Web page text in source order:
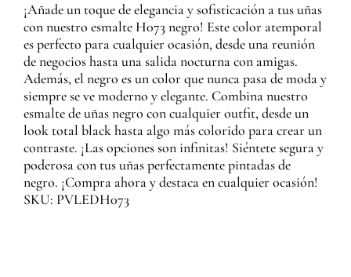
¡Añade un toque de elegancia y sofisticación a tus uñas
con nuestro esmalte H073 negro! Este color atemporal
es perfecto para cualquier ocasión, desde una reunión
de negocios hasta una salida nocturna con amigas.
Además, el negro es un color que nunca pasa de moda y
siempre se ve moderno y elegante. Combina nuestro
esmalte de uñas negro con cualquier outfit, desde un
look total black hasta algo más colorido para crear un
contraste. ¡Las opciones son infinitas! Siéntete segura y
poderosa con tus uñas perfectamente pintadas de
negro. ¡Compra ahora y destaca en cualquier ocasión!
SKU: PVLEDH073